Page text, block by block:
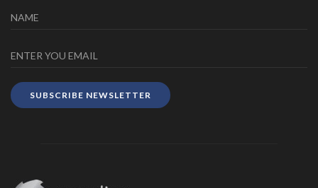
SUBSCRIBE NEWSLETTER